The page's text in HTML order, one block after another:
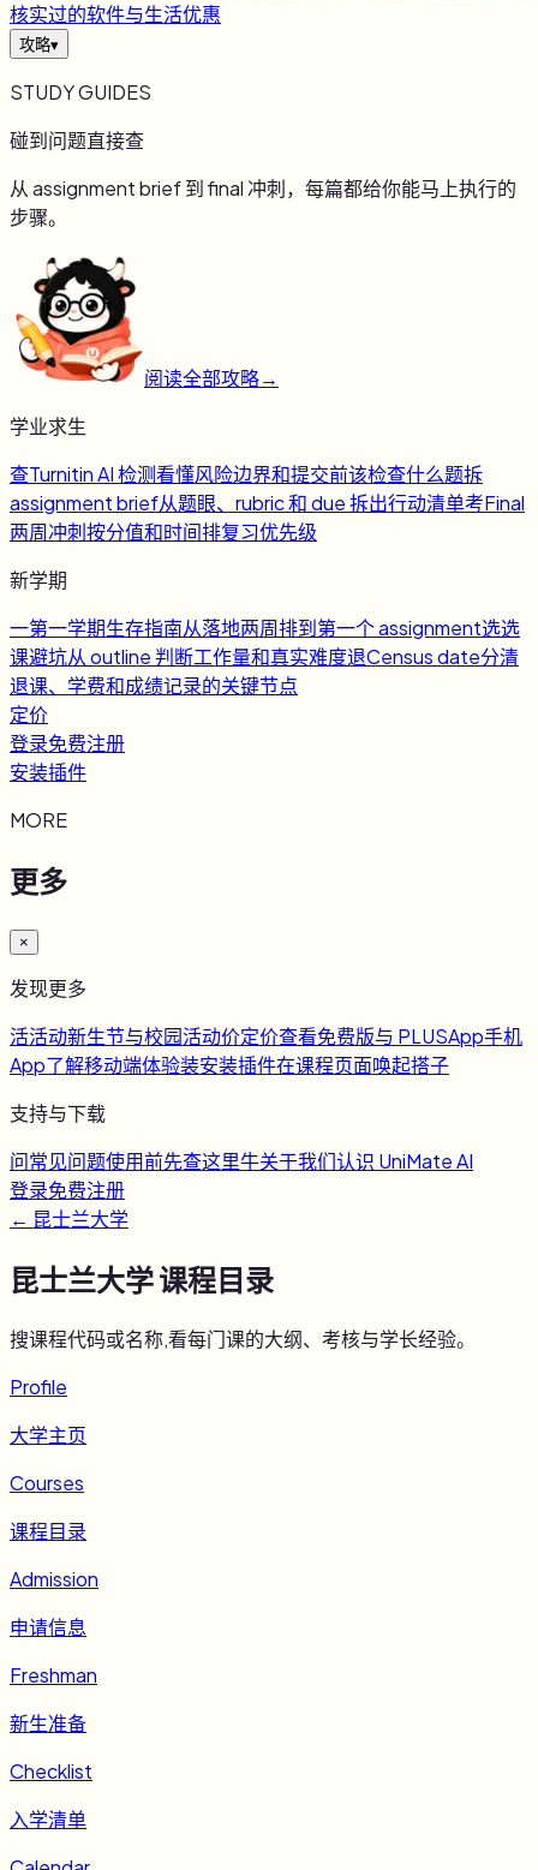
核实过的软件与生活优惠
攻略▾
STUDY GUIDES
碰到问题直接查
从 assignment brief 到 final 冲刺，每篇都给你能马上执行的
步骤。
阅读全部攻略→
学业求生
查Turnitin AI 检测看懂风险边界和提交前该检查什么题拆
assignment brief从题眼、rubric 和 due 拆出行动清单考Final
两周冲刺按分值和时间排复习优先级
新学期
一第一学期生存指南从落地两周排到第一个 assignment选选
课避坑从 outline 判断工作量和真实难度退Census date分清
退课、学费和成绩记录的关键节点
定价
登录免费注册
安装插件
MORE
更多
×
发现更多
活活动新生节与校园活动价定价查看免费版与 PLUSApp手机
App了解移动端体验装安装插件在课程页面唤起搭子
支持与下载
问常见问题使用前先查这里牛关于我们认识 UniMate AI
登录免费注册
← 昆士兰大学
昆士兰大学课程目录
搜课程代码或名称,看每门课的大纲、考核与学长经验。
Profile
大学主页
Courses
课程目录
Admission
申请信息
Freshman
新生准备
Checklist
入学清单